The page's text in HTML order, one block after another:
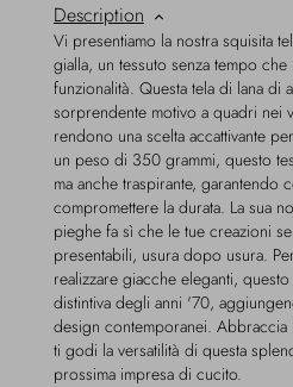
Description
Vi presentiamo la nostra squisita
gialla, un tessuto senza tempo
funzionalità. Questa tela di lana di
sorprendente motivo a quadri nei
rendono una scelta accattivante
un peso di 350 grammi, questo
ma anche traspirante, garantendo
compromettere la durata. La sua
pieghe fa sì che le tue creazioni
presentabili, usura dopo usura.
realizzare giacche eleganti,
distintiva degli anni '70,
design contemporanei. Abbraccia
ti godi la versatilità di questa
prossima impresa di cucito.